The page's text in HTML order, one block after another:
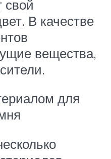
свой
В качестве
вещества,
для